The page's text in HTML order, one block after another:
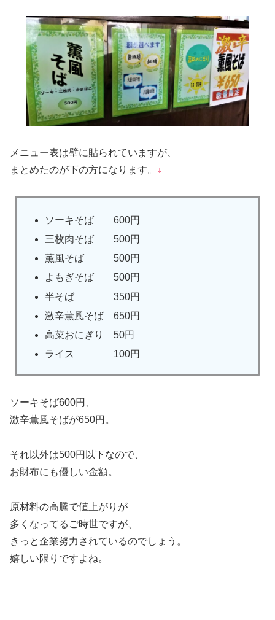
メニュー表は壁に貼られていますが、
まとめたのが下の方になります。
↓
ソーキそば 600円
三枚肉そば 500円
薫風そば 500円
よもぎそば 500円
半そば 350円
激辛薫風そば 650円
高菜おにぎり 50円
ライス 100円
ソーキそば600円、
激辛薫風そばが650円。
それ以外は500円以下なので、
お財布にも優しい金額。
原材料の高騰で値上がりが
多くなってるご時世ですが、
きっと企業努力されているのでしょう。
嬉しい限りですよね。